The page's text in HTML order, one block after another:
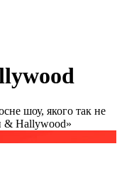
шоу, якого так не
& Hallywood»